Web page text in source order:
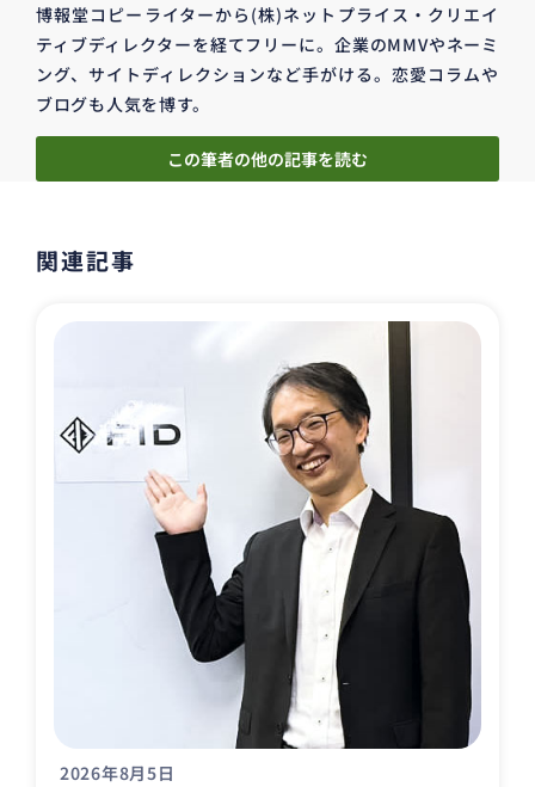
博報堂コピーライターから(株)ネットプライス・クリエイ
ティブディレクターを経てフリーに。企業のMMVやネーミ
ング、サイトディレクションなど手がける。恋愛コラムや
ブログも人気を博す。
この筆者の他の記事を読む
関連記事
2026年8月5日